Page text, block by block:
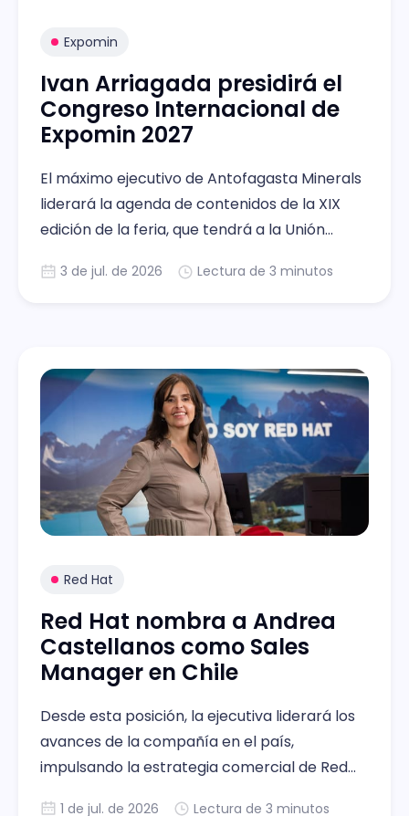
Expomin
Ivan Arriagada presidirá el
Congreso Internacional de
Expomin 2027
El máximo ejecutivo de Antofagasta Minerals
liderará la agenda de contenidos de la XIX
edición de la feria, que tendrá a la Unión
bajo el lema “Minería que el mundo necesita”.
3 de jul. de 2026 Lectura de 3 minutos
Red Hat
Red Hat nombra a Andrea
Castellanos como Sales
Manager en Chile
Desde esta posición, la ejecutiva liderará los
avances de la compañía en el país,
impulsando la estrategia comercial de Red
1 de jul. de 2026 Lectura de 3 minutos